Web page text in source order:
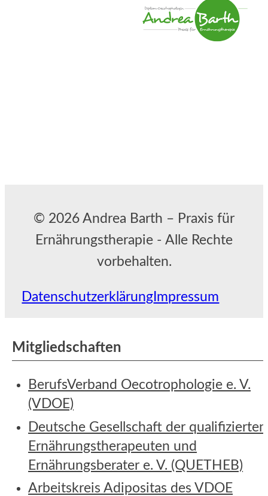
© 2026 Andrea Barth – Praxis für
Ernährungstherapie - Alle Rechte
vorbehalten.
Datenschutzerklärung Impressum
Mitgliedschaften
BerufsVerband Oecotrophologie e. V.
(VDOE)
Deutsche Gesellschaft der qualifizierten
Ernährungstherapeuten und
Ernährungsberater e. V. (QUETHEB)
Arbeitskreis Adipositas des VDOE